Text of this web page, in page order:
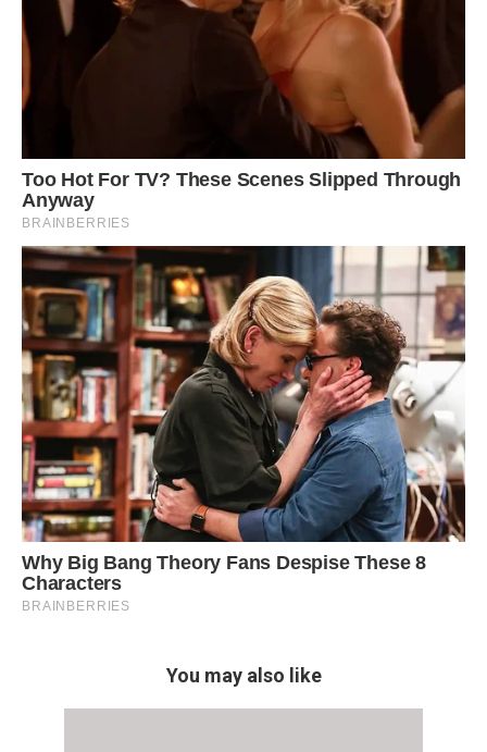
You may also like